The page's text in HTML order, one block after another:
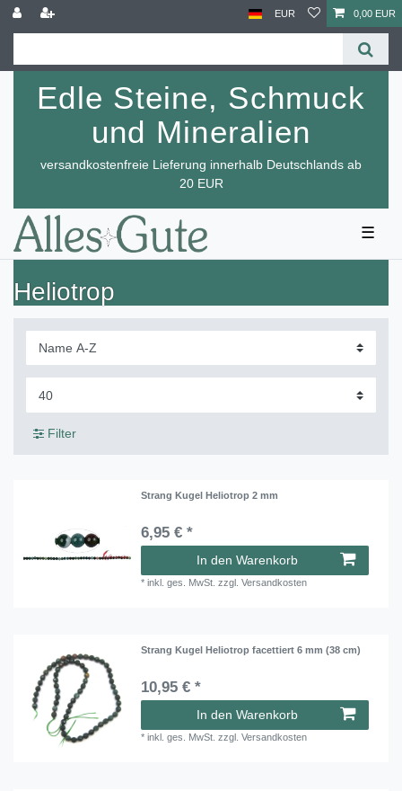
EUR 0,00 EUR
Edle Steine, Schmuck
und Mineralien
versandkostenfreie Lieferung innerhalb Deutschlands ab
20 EUR
☰
Heliotrop
Filter
Strang Kugel Heliotrop 2 mm
6,95 € *
In den Warenkorb
*inkl. ges. MwSt. zzgl.Versandkosten
Strang Kugel Heliotrop facettiert 6 mm (38 cm)
10,95 € *
In den Warenkorb
*inkl. ges. MwSt. zzgl.Versandkosten